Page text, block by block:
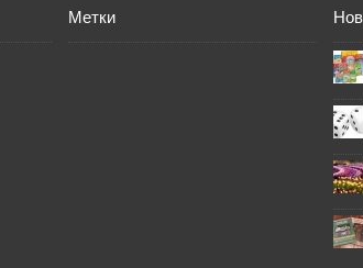
Метки